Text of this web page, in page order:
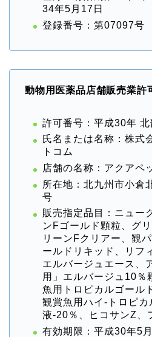
34年5月17日
登録番号：第07097号
動物用医薬品店舗販売業許
許可番号：平成30年
氏名または名称：株式
トコム
店舗の名称：アクアペ
所在地：北九州市小倉
号
販売指定品目：ニュー
ンFゴールド顆粒、グ
リーンFクリアー、観
ールドリキッド、リフ
エルバージュエース、
用」エルバージュ10％
魚用トロピカルゴール
観賞魚用ハイ-トロピ
液-20％、ヒコサンZ、
有効期限：平成30年5